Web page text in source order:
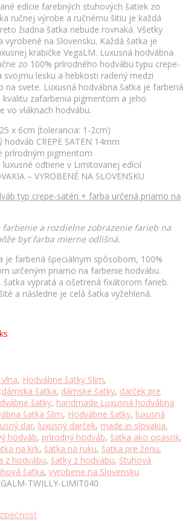
edície farebných stuhových šatiek zo
ručnej výrobe a ručnému šitiu je každá
žiadna šatka nebude rovnaká. Všetky
vyrobené na Slovensku. Každá šatka je
krabičke VegaLM. Luxusná hodvábna
zo 100% prírodného hodvábu typu crepe-
lesku a hebkosti radený medzi
na svete. Luxusná hodvábna šatka je farbená
zafarbenia pigmentom a jeho
vo vláknach hodvábu.
x 6cm (tolerancia: 1-2cm)
hodváb CREPE SATEN 14mm
prírodným pigmentom
luxusné odtiene v Limitovanej edícií
– VYROBENÉ NA SLOVENSKU
typ crepe-satén + farba určená priamo na
farbenie a rozdielne zobrazenie farieb na
byť farba mierne odlišná.
je farbená špeciálnym spôsobom, 100%
určeným priamo na farbenie hodvábu.
šatka vypratá a ošetrená fixátorom farieb.
a následne je celá šatka vyžehlená.
, Hodvábne šatky Slim,
dámska šatka, dámske šatky, darček pre
šatky, handmade Luxusná hodvábna
šatka Slim, Hodvábne šatky, luxusná
dar, luxusný darček, made in slovakia,
hodváb, prírodný hodváb, šatka ako opasok,
na krk, šatka na ruku, šatka pre ženu,
z hodvábu, šatky z hodvábu, Stuhová
šatka, vyrobene na Slovensku
TWILLY-LIMIT040